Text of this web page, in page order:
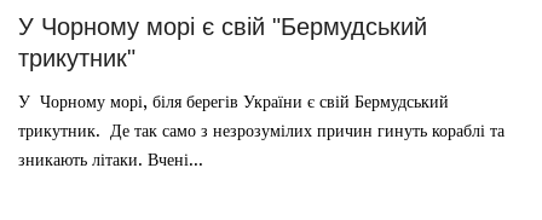
У Чорному морі є свій "Бермудський
трикутник"
У Чорному морі, біля берегів України є свій Бермудський
трикутник. Де так само з незрозумілих причин гинуть кораблі та
зникають літаки. Вчені...